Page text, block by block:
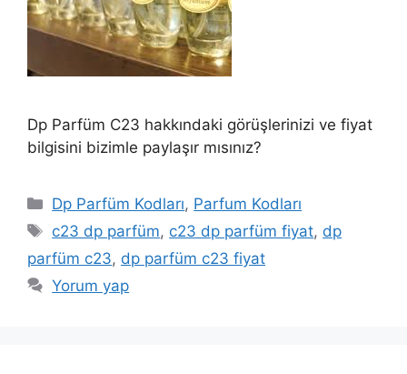
Dp Parfüm C23 hakkındaki görüşlerinizi ve fiyat
bilgisini bizimle paylaşır mısınız?
Kategoriler
Dp Parfüm Kodları, Parfum Kodları
Etiketler
c23 dp parfüm, c23 dp parfüm fiyat, dp
parfüm c23, dp parfüm c23 fiyat
Yorum yap